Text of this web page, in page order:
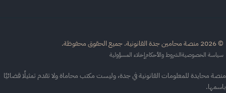
الحقوق محفوظة.
الخصوصيةالشروط والأحكامإخلاء المسؤولية
محايدة للمعلومات القانونية في جدة، وليست مكتب محاماة ولا تقدم تمثيلًا قضائيًا